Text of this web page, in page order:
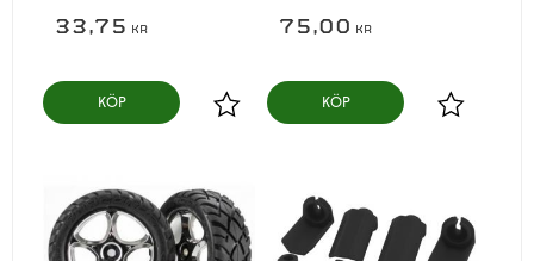
33,75 KR
Lägg till i favoriter
KÖP
75,00 KR
Lägg till i
KÖP